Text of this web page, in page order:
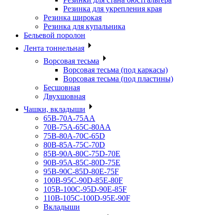
Резинка для укрепления края
Резинка широкая
Резинка для купальника
Бельевой поролон
Лента тоннельная
Ворсовая тесьма
Ворсовая тесьма (под каркасы)
Ворсовая тесьма (под пластины)
Бесшовная
Двухшовная
Чашки, вкладыши
65B-70A-75АА
70В-75А-65С-80АА
75В-80А-70С-65D
80В-85А-75С-70D
85В-90А-80С-75D-70E
90B-95A-85C-80D-75E
95B-90C-85D-80E-75F
100B-95C-90D-85E-80F
105B-100C-95D-90E-85F
110B-105C-100D-95E-90F
Вкладыши